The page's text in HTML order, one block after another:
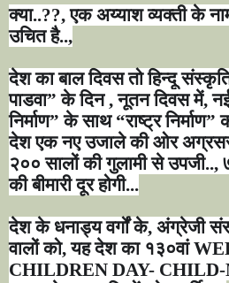
क्या..??,एक अय्याश व्यक्ती के
उचित है..,
देश का बाल दिवस तो हिन्दू
पाडवा”के दिन,नूतन दिवस में,
निर्माण”के साथ “राष्ट्र निर्माण”
देश एक नए उजाले की ओर अग्रसर
२०० सालों की गुलामी से उपजी..,
की बीमारी दूर होगी...
देश के धनाड्य वर्गों के, अंग्रेजी
वालों को,यह देश का १३०वां
CHILDREN DAY-